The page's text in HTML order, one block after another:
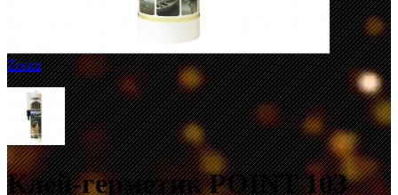
Zoom
Клей-герметик POINT 103